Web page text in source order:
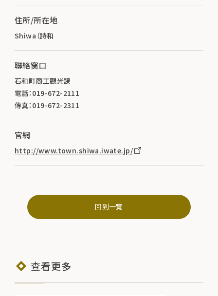
住所/所在地
Shiwa（詩和
聯絡窗口
石和町商工觀光課
電話：019-672-2111
傳真：019-672-2311
官網
http://www.town.shiwa.iwate.jp/
回到一覽
查看更多